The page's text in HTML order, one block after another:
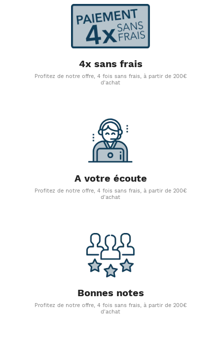
4x sans frais
Profitez de notre offre, 4 fois sans frais, à partir de 200€
d'achat
A votre écoute
Profitez de notre offre, 4 fois sans frais, à partir de 200€
d'achat
Bonnes notes
Profitez de notre offre, 4 fois sans frais, à partir de 200€
d'achat